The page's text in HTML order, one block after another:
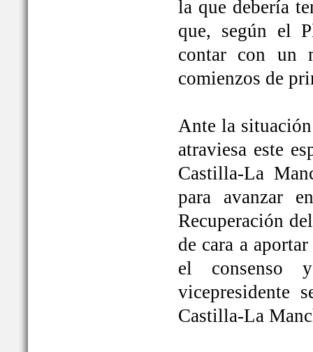
la que debería
que, según el
contar con un
comienzos de
Ante la
atraviesa este
Castilla-La
para avanzar
Recuperación
de cara a
el consenso
vicepresidente
Castilla-La